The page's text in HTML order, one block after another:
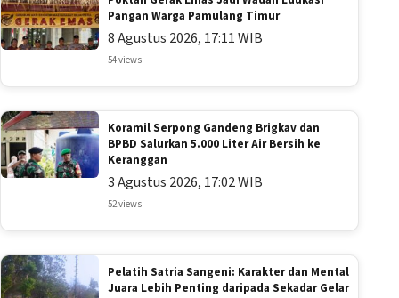
Pangan Warga Pamulang Timur
8 Agustus 2026, 17:11 WIB
54 views
Koramil Serpong Gandeng Brigkav dan
BPBD Salurkan 5.000 Liter Air Bersih ke
Keranggan
3 Agustus 2026, 17:02 WIB
52 views
Pelatih Satria Sangeni: Karakter dan Mental
Juara Lebih Penting daripada Sekadar Gelar